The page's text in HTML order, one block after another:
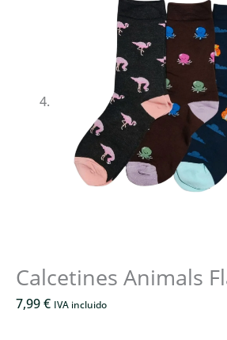
Calcetines Animals
7,99€ IVA incluido